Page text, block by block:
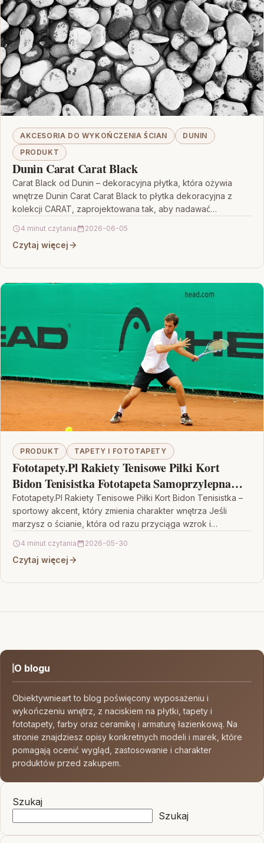
AKCESORIA DO WYKOŃCZENIA ŚCIAN
DUNIN
PRODUKT
Dunin Carat Carat Black
Carat Black od Dunin – dekoracyjna płytka, która ożywia
wnętrze Dunin Carat Carat Black to płytka dekoracyjna z
kolekcji CARAT, zaprojektowana tak, aby nadawać…
4 minut czytania 2026-06-05
Czytaj więcej
PRODUKT TAPETY I FOTOTAPETY
Fototapety.Pl Rakiety Tenisowe Piłki Kort
Bidon Tenisistka Fototapeta Samoprzylepna
250x250cm Fizelina
Fototapety.Pl Rakiety Tenisowe Piłki Kort Bidon Tenisistka –
sportowy akcent, który zmienia charakter wnętrza Jeśli
marzysz o ścianie, która od razu przyciąga wzrok i…
4 minut czytania 2026-05-30
Czytaj więcej
O blogu
Obiektywnieart to blog poświęcony wyposażeniu i
wykończeniu wnętrz, z naciskiem na płytki, tapety i
fototapety, farby oraz ceramikę i armaturę łazienkową. Na
stronie znajdziesz opisy konkretnych modeli i marek, które
pomagają ocenić wygląd, zastosowanie i charakter
produktów przed zakupem.
Szukaj
Szukaj